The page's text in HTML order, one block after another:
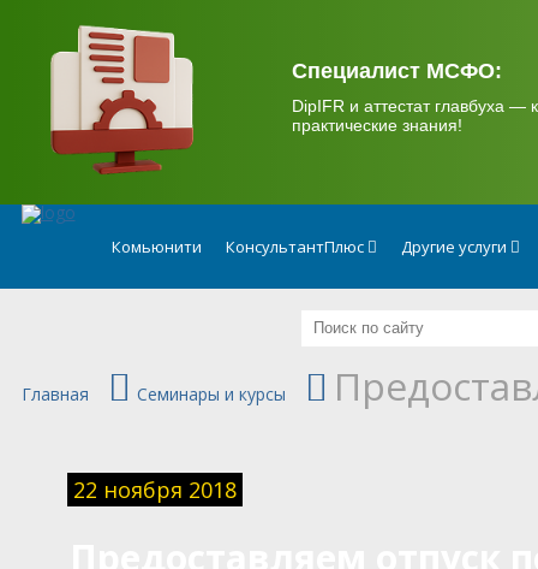
Специалист МСФО:
DipIFR и аттестат главбуха —
практические знания!
Комьюнити КонсультантПлюс Другие услуги
Главная Семинары и курсы
22 ноября 2018